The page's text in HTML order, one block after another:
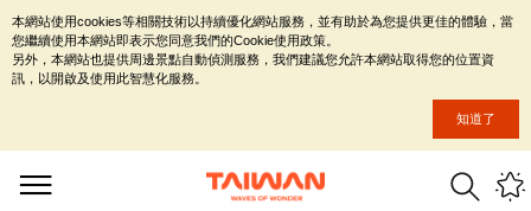
本網站使用cookies等相關技術以持續優化網站服務，並有助於為您提供更佳的體驗，當
您繼續使用本網站即表示您同意我們的Cookie使用政策。
另外，本網站也提供周邊景點自動偵測服務，我們建議您允許本網站取得您的位置資
訊，以開啟及使用此智慧化服務。
知道了